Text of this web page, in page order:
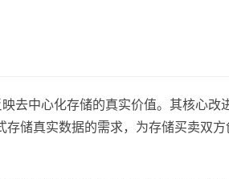
去中心化存储的真实价值。其核心改
存储真实数据的需求，为存储买卖双方